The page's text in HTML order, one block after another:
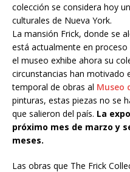
colección se considera hoy
culturales de Nueva York.
La mansión Frick, donde se
está actualmente en
el museo exhibe ahora su
circunstancias han motivado
temporal de obras al Museo
pinturas, estas piezas no se
que salieron del país. La
próximo mes de marzo y
meses.
Las obras que The Frick